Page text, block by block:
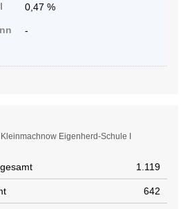
0,47 %
-
Eigenherd-Schule I
1.119
642